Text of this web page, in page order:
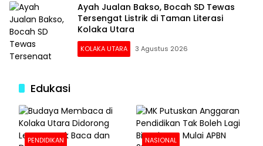
Ayah Jualan Bakso, Bocah SD Tewas
Tersengat Listrik di Taman Literasi
Kolaka Utara
KOLAKA UTARA 3 Agustus 2026
Edukasi
PENDIDIKAN NASIONAL